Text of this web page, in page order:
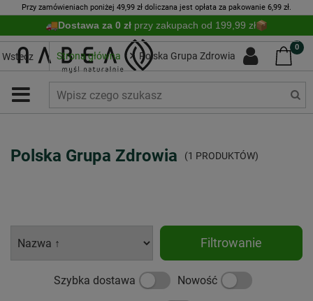
Przy zamówieniach poniżej 49,99 zł doliczana jest opłata za pakowanie 6,99 zł.
Dostawa za 0 zł przy zakupach od 199,99 zł
0
Wstecz Strona główna Polska Grupa Zdrowia
Polska Grupa Zdrowia (1 PRODUKTÓW)
Filtrowanie
Szybka dostawa Nowość